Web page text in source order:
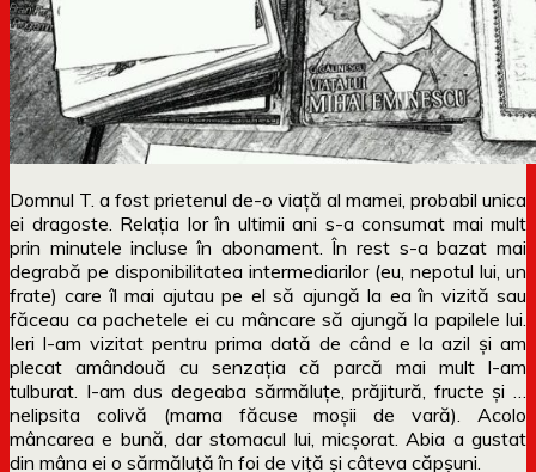
Domnul T. a fost prietenul de-o viață al mamei, probabil unica
ei dragoste. Relația lor în ultimii ani s-a consumat mai mult
prin minutele incluse în abonament. În rest s-a bazat mai
degrabă pe disponibilitatea intermediarilor (eu, nepotul lui, un
frate) care îl mai ajutau pe el să ajungă la ea în vizită sau
făceau ca pachetele ei cu mâncare să ajungă la papilele lui.
Ieri l-am vizitat pentru prima dată de când e la azil și am
plecat amândouă cu senzația că parcă mai mult l-am
tulburat. I-am dus degeaba sărmăluțe, prăjitură, fructe și …
nelipsita colivă (mama făcuse moșii de vară). Acolo
mâncarea e bună, dar stomacul lui, micșorat. Abia a gustat
din mâna ei o sărmăluță în foi de viță și câteva căpșuni.